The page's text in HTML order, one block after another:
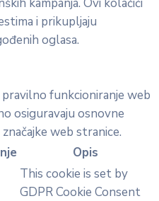
i prikupljaju
oglasa.
funkcioniranje web
osiguravaju osnovne
web stranice.
Opis
This cookie is set by
GDPR Cookie Consent